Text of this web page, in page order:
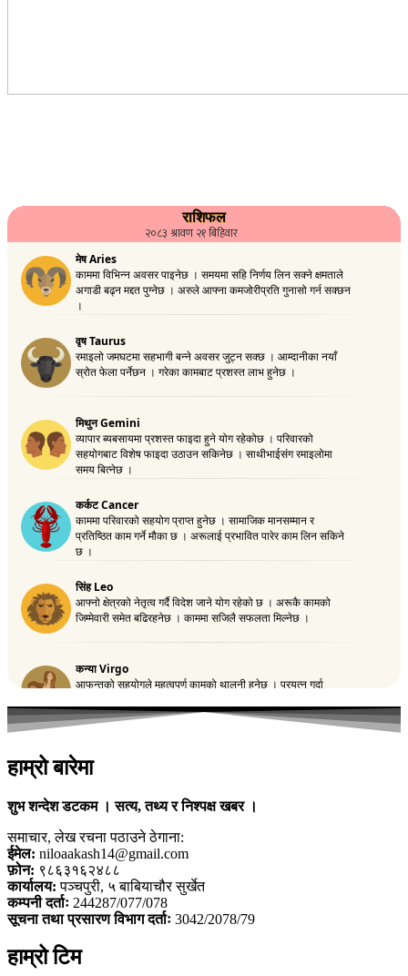
हाम्रो बारेमा
शुभ शन्देश डटकम । सत्य, तथ्य र निश्पक्ष खबर ।
समाचार, लेख रचना पठाउने ठेगाना:
ईमेल: niloaakash14@gmail.com
फ़ोन: ९८६३१६२४८८
कार्यालय: पञ्चपुरी, ५ बाबियाचौर सुर्खेत
कम्पनी दर्ताः 244287/077/078
सूचना तथा प्रसारण विभाग दर्ताः 3042/2078/79
हाम्रो टिम